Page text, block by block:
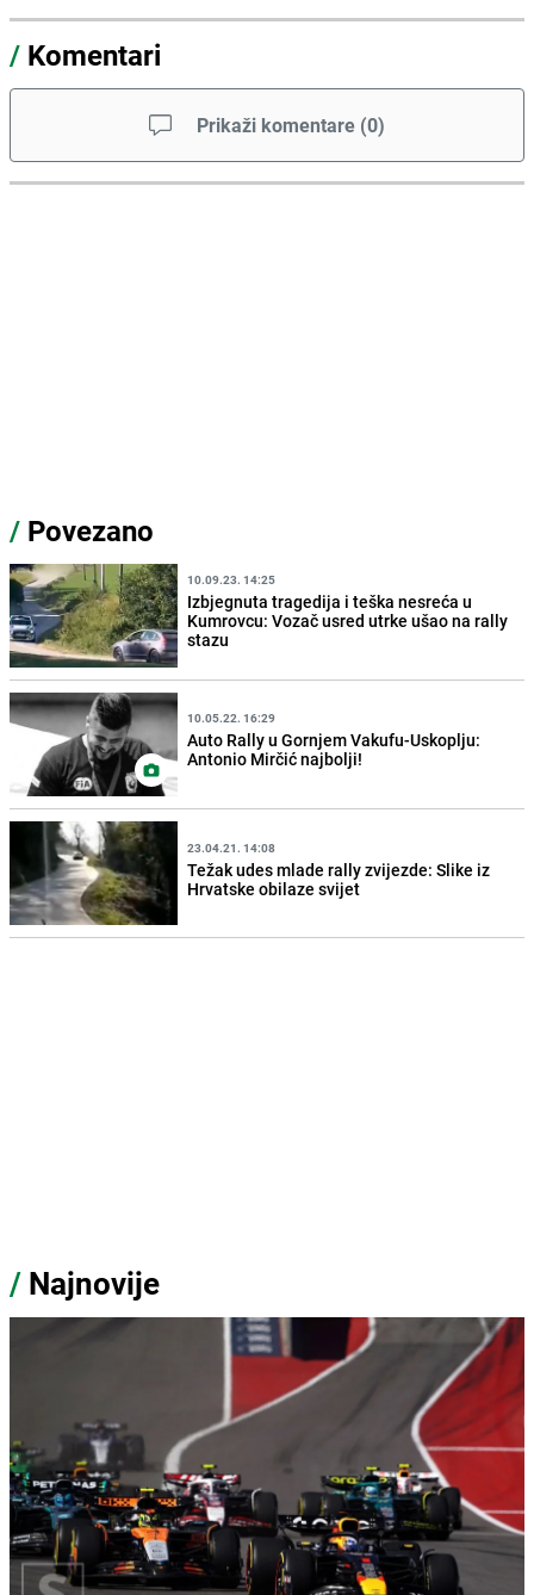
/ Komentari
Prikaži komentare (0)
/ Povezano
10.09.23. 14:25
Izbjegnuta tragedija i teška nesreća u
Kumrovcu: Vozač usred utrke ušao na rally
stazu
10.05.22. 16:29
Auto Rally u Gornjem Vakufu-Uskoplju:
Antonio Mirčić najbolji!
23.04.21. 14:08
Težak udes mlade rally zvijezde: Slike iz
Hrvatske obilaze svijet
/ Najnovije